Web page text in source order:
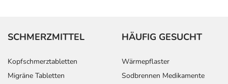
SCHMERZMITTEL
Kopfschmerztabletten
Migräne Tabletten
HÄUFIG GESUCHT
Wärmepflaster
Sodbrennen Medikamente